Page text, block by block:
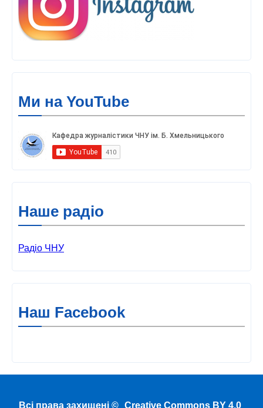
Ми на YouTube
Наше радіо
Радіо ЧНУ
Наш Facebook
Всі права захищені © Creative Commons BY 4.0